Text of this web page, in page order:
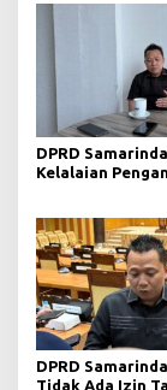
DPRD
Kelalaian
DPRD
Tidak Ada Izin